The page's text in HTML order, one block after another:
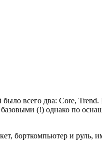
всего два: Core,
(!) однако по
борткомпьютер и руль,